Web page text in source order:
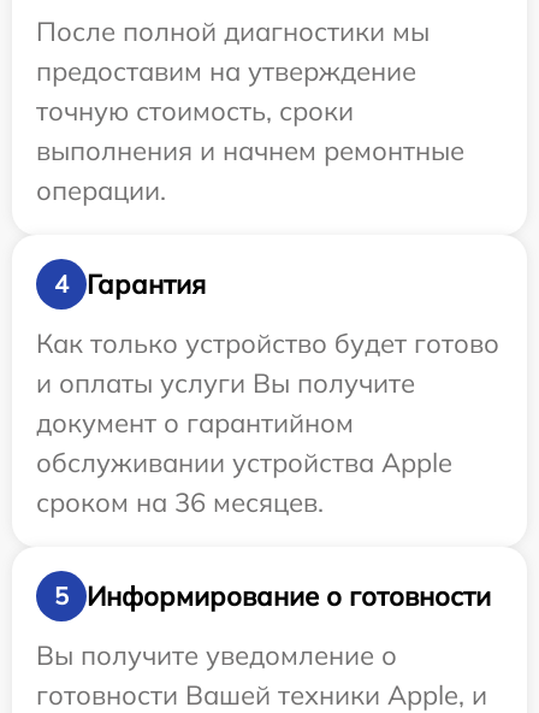
После полной диагностики мы
предоставим на утверждение
точную стоимость, сроки
выполнения и начнем ремонтные
операции.
4
Гарантия
Как только устройство будет готово
и оплаты услуги Вы получите
документ о гарантийном
обслуживании устройства Apple
сроком на 36 месяцев.
5
Информирование о готовности
Вы получите уведомление о
готовности Вашей техники Apple, и